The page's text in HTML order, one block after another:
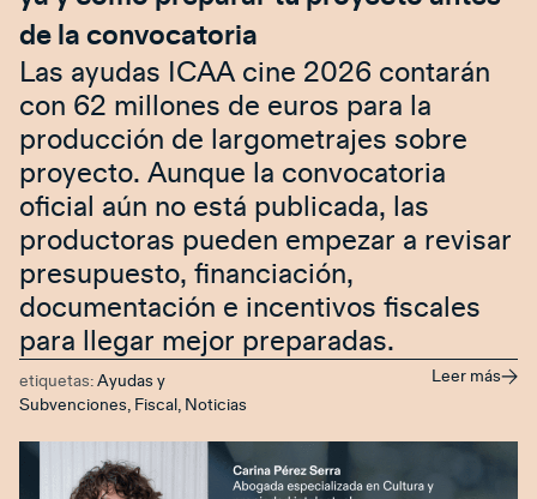
de la convocatoria
Las ayudas ICAA cine 2026 contarán
con 62 millones de euros para la
producción de largometrajes sobre
proyecto. Aunque la convocatoria
oficial aún no está publicada, las
productoras pueden empezar a revisar
presupuesto, financiación,
documentación e incentivos fiscales
para llegar mejor preparadas.
etiquetas: Ayudas y
Subvenciones Fiscal Noticias
Leer más